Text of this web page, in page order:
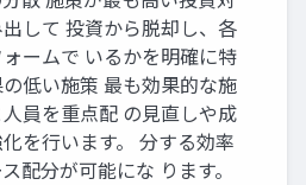
して 投資から脱却し、各
ームで いるかを明確に特
低い施策 最も効果的な施
員を重点配 の見直しや成
を行います。 分する効率
配分が可能にな ります。